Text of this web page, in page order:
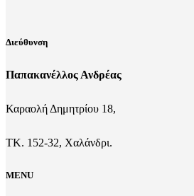
Διεύθυνση
Παπακανέλλος Ανδρέας
Καραολή Δημητρίου 18,
ΤΚ. 152-32, Χαλάνδρι.
MENU